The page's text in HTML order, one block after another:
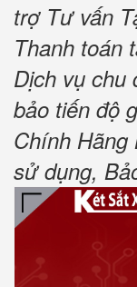
trợ Tư vấn
Thanh toán
Dịch vụ chu
bảo tiến độ
Chính Hãng
sử dụng,